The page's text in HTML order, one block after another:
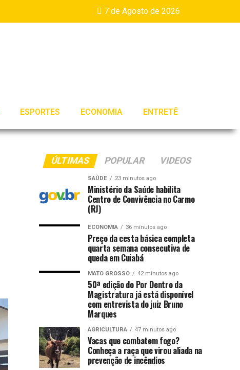
7 de Agosto de 2026
ESPORTES ECONOMIA ENTRETÊ
ÚLTIMAS POPULAR VIDEOS
SAÚDE 23 minutos ago
Ministério da Saúde habilita
Centro de Convivência no Carmo
(RJ)
ECONOMIA 36 minutos ago
Preço da cesta básica completa
quarta semana consecutiva de
queda em Cuiabá
MATO GROSSO 42 minutos ago
50ª edição do Por Dentro da
Magistratura já está disponível
com entrevista do juiz Bruno
Marques
AGRICULTURA 47 minutos ago
Vacas que combatem fogo?
Conheça a raça que virou aliada na
prevenção de incêndios